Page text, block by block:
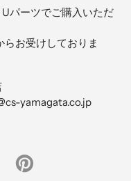
パーツでご購入いただ
お受けしておりま
yamagata.co.jp
Pinterest
に